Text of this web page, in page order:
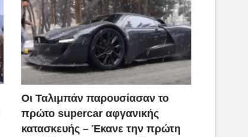
Οι Ταλιμπάν παρουσίασαν το
πρώτο supercar αφγανικής
κατασκευής – Έκανε την πρώτη